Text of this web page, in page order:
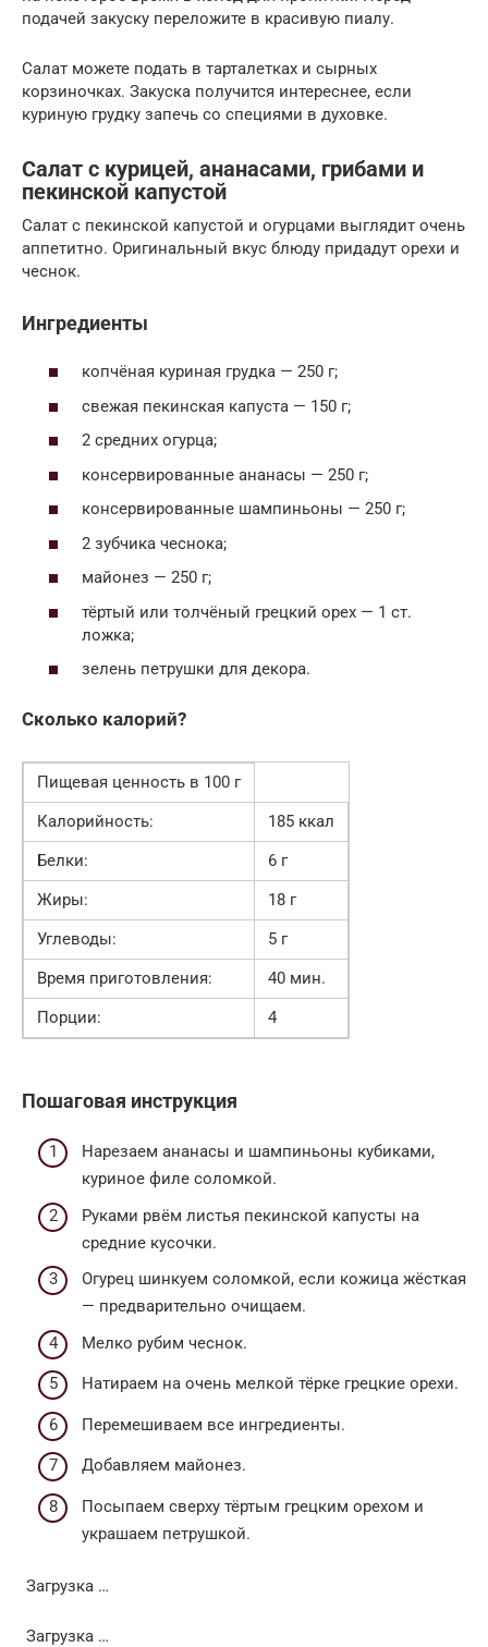
подачей закуску переложите в красивую пиалу.
Салат можете подать в тарталетках и сырных
корзиночках. Закуска получится интереснее, если
куриную грудку запечь со специями в духовке.
Салат с курицей, ананасами, грибами и
пекинской капустой
Салат с пекинской капустой и огурцами выглядит очень
аппетитно. Оригинальный вкус блюду придадут орехи и
чеснок.
Ингредиенты
копчёная куриная грудка — 250 г;
свежая пекинская капуста — 150 г;
2 средних огурца;
консервированные ананасы — 250 г;
консервированные шампиньоны — 250 г;
2 зубчика чеснока;
майонез — 250 г;
тёртый или толчёный грецкий орех — 1 ст.
ложка;
зелень петрушки для декора.
Сколько калорий?
Пищевая ценность в 100 г
Калорийность:
185 ккал
Белки:
6 г
Жиры:
18 г
Углеводы:
5 г
Время приготовления:
40 мин.
Порции:
4
Пошаговая инструкция
Нарезаем ананасы и шампиньоны кубиками,
куриное филе соломкой.
Руками рвём листья пекинской капусты на
средние кусочки.
Огурец шинкуем соломкой, если кожица жёсткая
— предварительно очищаем.
Мелко рубим чеснок.
Натираем на очень мелкой тёрке грецкие орехи.
Перемешиваем все ингредиенты.
Добавляем майонез.
Посыпаем сверху тёртым грецким орехом и
украшаем петрушкой.
Загрузка …
Загрузка …